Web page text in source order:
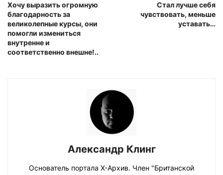
Хочу выразить огромную
благодарность за
великолепные курсы, они
помогли измениться
внутренне и
соответственно внешне!..
Стал лучше себя
чувствовать, меньше
уставать…
Александр Клинг
Основатель портала Х-Архив. Член "Британской